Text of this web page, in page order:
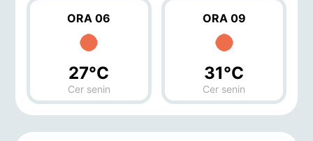
ORA 06
27°C
Cer senin
ORA 09
31°C
Cer senin